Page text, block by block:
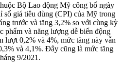
Bộ Lao động Mỹ công bố ngày
số giá tiêu dùng (CPI) của Mỹ trong
trước và tăng 3,2% so với cùng kỳ
phẩm và năng lượng dễ biến động
lượt 0,2% và 4%, mức tăng này vẫn
và 4,1%. Đây cũng là mức tăng
9/2021.